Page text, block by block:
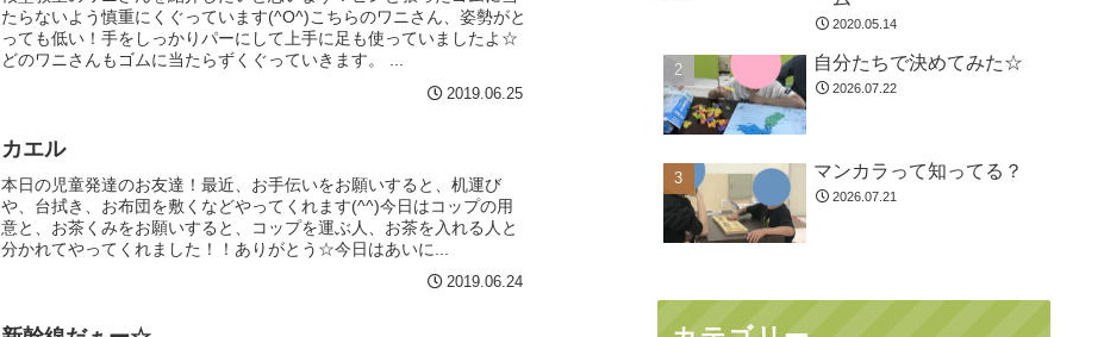
たらないよう慎重にくぐっています(^O^)こちらのワニさん、姿勢がと
っても低い！手をしっかりパーにして上手に足も使っていましたよ☆
どのワニさんもゴムに当たらずくぐっていきます。 ...
2019.06.25
カエル
本日の児童発達のお友達！最近、お手伝いをお願いすると、机運び
や、台拭き、お布団を敷くなどやってくれます(^^)今日はコップの用
意と、お茶くみをお願いすると、コップを運ぶ人、お茶を入れる人と
分かれてやってくれました！！ありがとう☆今日はあいに...
2019.06.24
2020.05.14
自分たちで決めてみた☆
2026.07.22
マンカラって知ってる？
2026.07.21